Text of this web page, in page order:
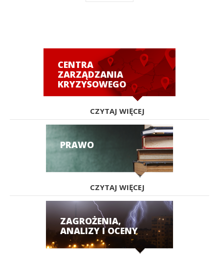
CENTRA
ZARZĄDZANIA
KRYZYSOWEGO
CZYTAJ WIĘCEJ
PRAWO
CZYTAJ WIĘCEJ
ZAGROŻENIA,
ANALIZY I OCENY